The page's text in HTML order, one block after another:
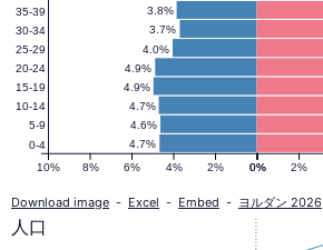
人
口
ピ
ラ
4.7%
4.6%
4.7%
4.9%
4.9%
4.0%
3.7%
3.8%
0% 2%
10% 8% 6% 4% 2% 0%
0-4
5-9
10-14
15-19
20-24
25-29
30-34
35-39
Download image - Excel - Embed - ヨルダン 2026
人口